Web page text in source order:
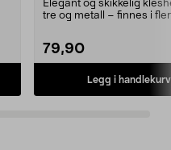
Elegant og skikkelig
tre og metall – finnes i
79,90
Legg i handlekurv